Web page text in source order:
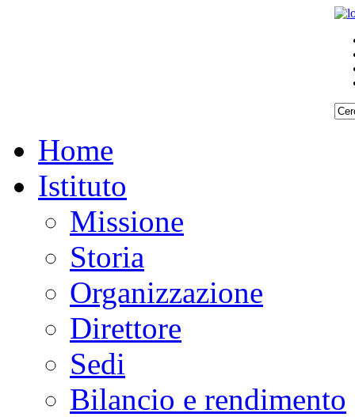
Home
Istituto
Missione
Storia
Organizzazione
Direttore
Sedi
Bilancio e rendimento